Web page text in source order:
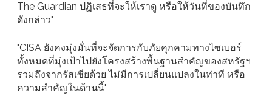
The Guardian ปฏิเสธที่จะให้เราดู หรือให้วันที่ของบันทึก
ดังกล่าว"
"CISA ยังคงมุ่งมั่นที่จะจัดการกับภัยคุกคามทางไซเบอร์
ทั้งหมดที่มุ่งเป้าไปยังโครงสร้างพื้นฐานสำคัญของสหรัฐฯ
รวมถึงจากรัสเซียด้วย ไม่มีการเปลี่ยนแปลงในท่าที หรือ
ความสำคัญในด้านนี้"